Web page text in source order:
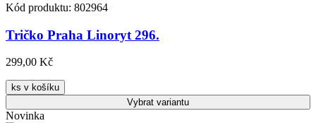
Kód produktu: 802964
Tričko Praha Linoryt 296.
299,00 Kč
ks v košíku
Vybrat variantu
Novinka